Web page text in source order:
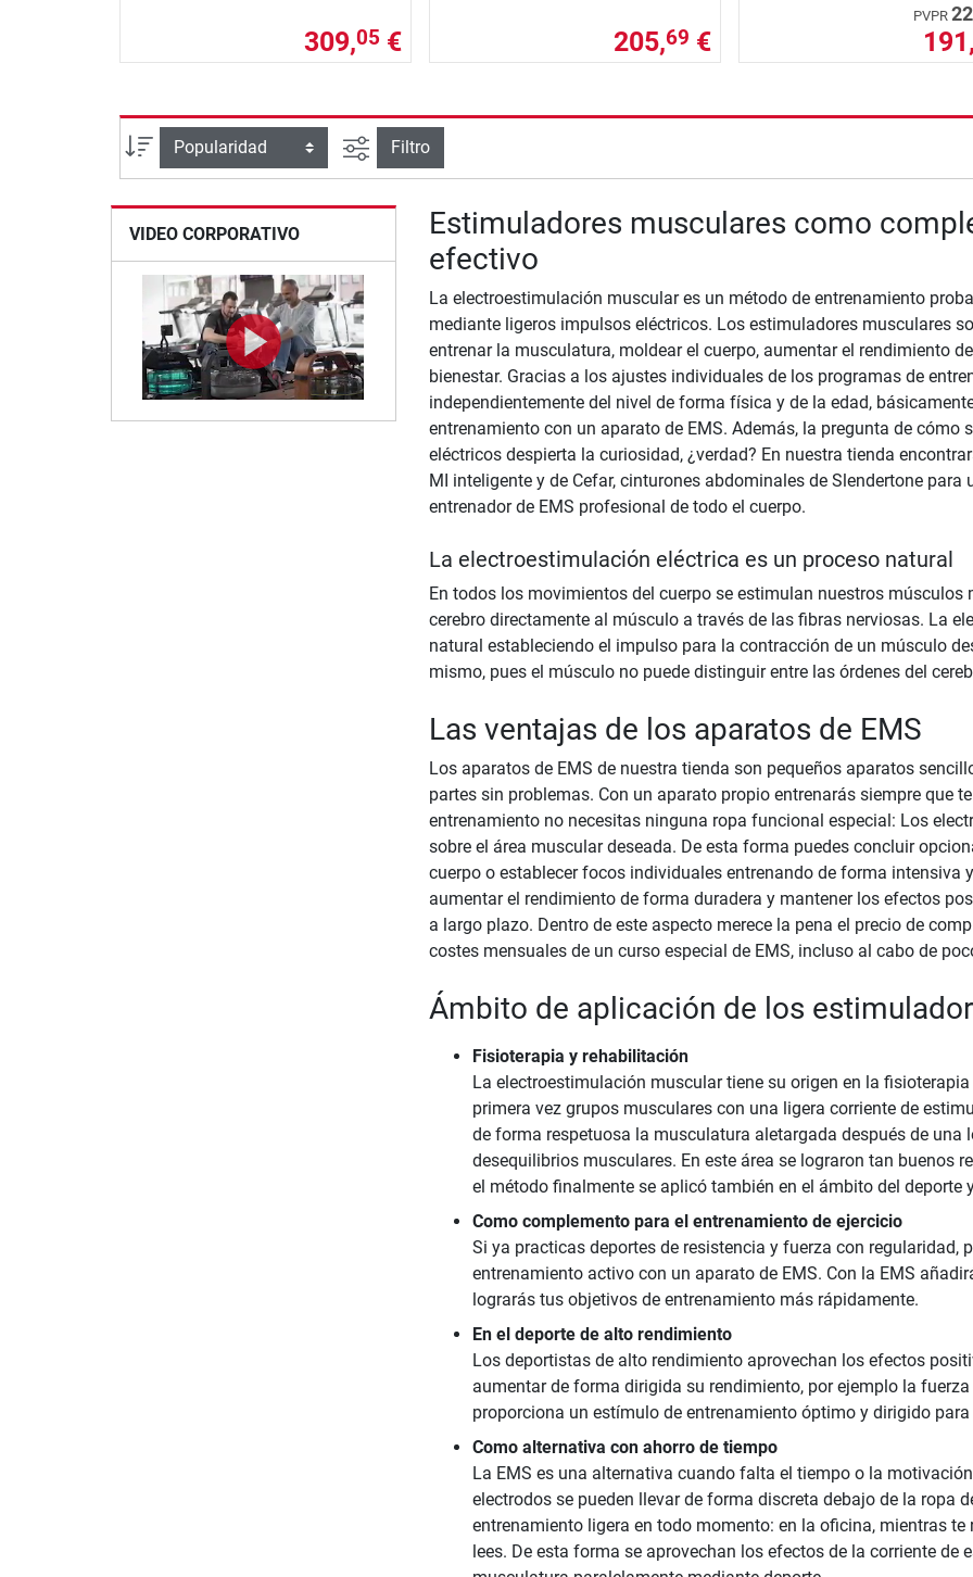
309,05 € 205,69 €
PVPR
Ordenar por Busqueda avanzada
Filtro
VIDEO CORPORATIVO
Estimuladores musculares como
efectivo
La electroestimulación muscular es un método de entrenamiento
mediante ligeros impulsos eléctricos. Los estimuladores musculares
entrenar la musculatura, moldear el cuerpo, aumentar el rendimiento
bienestar. Gracias a los ajustes individuales de los programas de
independientemente del nivel de forma física y de la edad,
entrenamiento con un aparato de EMS. Además, la pregunta de cómo
eléctricos despierta la curiosidad, ¿verdad? En nuestra tienda
MI inteligente y de Cefar, cinturones abdominales de Slendertone
entrenador de EMS profesional de todo el cuerpo.
La electroestimulación eléctrica es un proceso natural
En todos los movimientos del cuerpo se estimulan nuestros
cerebro directamente al músculo a través de las fibras nerviosas. La
natural estableciendo el impulso para la contracción de un músculo
mismo, pues el músculo no puede distinguir entre las órdenes del
Las ventajas de los aparatos de EMS
Los aparatos de EMS de nuestra tienda son pequeños aparatos
partes sin problemas. Con un aparato propio entrenarás siempre que
entrenamiento no necesitas ninguna ropa funcional especial: Los
sobre el área muscular deseada. De esta forma puedes concluir
cuerpo o establecer focos individuales entrenando de forma intensiva
aumentar el rendimiento de forma duradera y mantener los efectos
a largo plazo. Dentro de este aspecto merece la pena el precio de
costes mensuales de un curso especial de EMS, incluso al cabo de
Ámbito de aplicación de los
Fisioterapia y rehabilitación
La electroestimulación muscular tiene su origen en la
primera vez grupos musculares con una ligera corriente de
de forma respetuosa la musculatura aletargada después de una
desequilibrios musculares. En este área se lograron tan buenos
el método finalmente se aplicó también en el ámbito del deporte
Como complemento para el entrenamiento de ejercicio
Si ya practicas deportes de resistencia y fuerza con regularidad,
entrenamiento activo con un aparato de EMS. Con la EMS
lograrás tus objetivos de entrenamiento más rápidamente.
En el deporte de alto rendimiento
Los deportistas de alto rendimiento aprovechan los efectos
aumentar de forma dirigida su rendimiento, por ejemplo la
proporciona un estímulo de entrenamiento óptimo y dirigido
Como alternativa con ahorro de tiempo
La EMS es una alternativa cuando falta el tiempo o la
electrodos se pueden llevar de forma discreta debajo de la ropa
entrenamiento ligera en todo momento: en la oficina, mientras
lees. De esta forma se aprovechan los efectos de la corriente